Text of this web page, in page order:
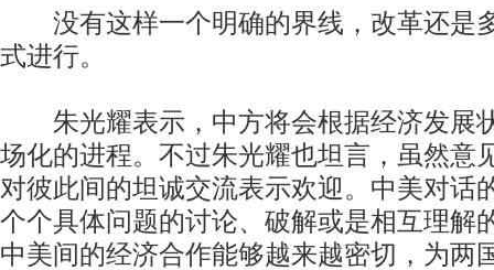
没有这样一个明确的界线，改革还是
式进行。
朱光耀表示，中方将会根据经济发展
场化的进程。不过朱光耀也坦言，虽然意
对彼此间的坦诚交流表示欢迎。中美对话
个个具体问题的讨论、破解或是相互理解
中美间的经济合作能够越来越密切，为两